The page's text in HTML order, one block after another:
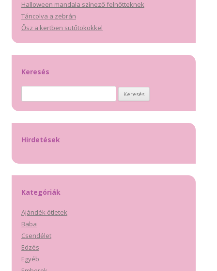
Halloween mandala színező felnőtteknek
Táncolva a zebrán
Ősz a kertben sütőtökökkel
Keresés
Hirdetések
Kategóriák
Ajándék ötletek
Baba
Csendélet
Edzés
Egyéb